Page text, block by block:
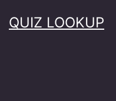
toQUIZ LOOKUP